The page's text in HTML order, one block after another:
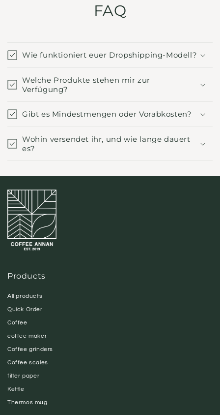
FAQ
Wie funktioniert euer Dropshipping-Modell?
Welche Produkte stehen mir zur
Verfügung?
Gibt es Mindestmengen oder Vorabkosten?
Wohin versendet ihr, und wie lange dauert
es?
Products
All products
Quick Order
Coffee
coffee maker
Coffee grinders
Coffee scales
filter paper
Kettle
Thermos mug